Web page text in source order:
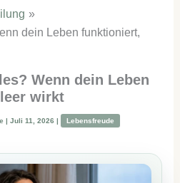
dein Leben funktioniert,
Wenn dein Leben
wirkt
| Juli 11, 2026 |
Lebensfreude